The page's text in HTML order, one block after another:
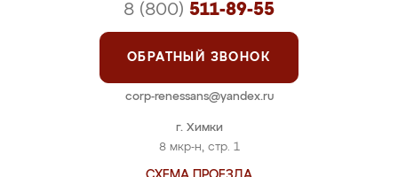
г. Химки
8 мкр-н, стр. 1
8 (800) 511-89-55
ОБРАТНЫЙ ЗВОНОК
corp-renessans@yandex.ru